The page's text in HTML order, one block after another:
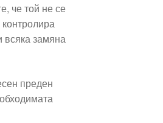
че той не се
всяка замяна
преден